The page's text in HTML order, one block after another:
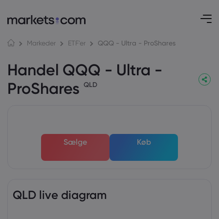
Markeder ETF'er QQQ - Ultra - ProShares
Handel QQQ - Ultra -
ProShares QLD
Sælge Køb
QLD live diagram